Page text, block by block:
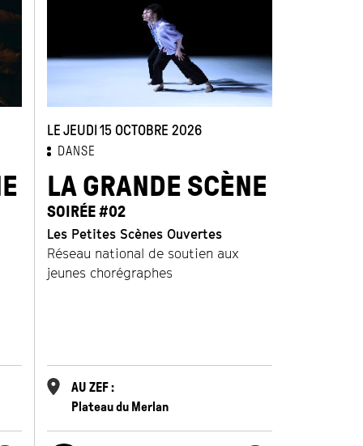
LE JEUDI 15 OCTOBRE 2026
DANSE
LA GRANDE SCÈNE
SOIRÉE #02
Les Petites Scènes Ouvertes
Réseau national de soutien aux
jeunes chorégraphes
AU ZEF :
Plateau du Merlan